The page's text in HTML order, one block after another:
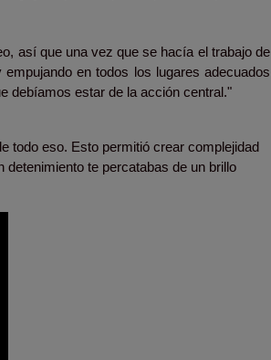
así que una vez que se hacía el trabajo de
en todos los lugares adecuados
debíamos estar de la acción central."
todo eso. Esto permitió crear complejidad
te percatabas de un brillo